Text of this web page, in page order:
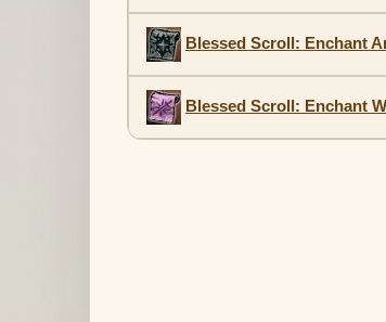
Blessed Scroll: Enchant
Blessed Scroll: Enchant